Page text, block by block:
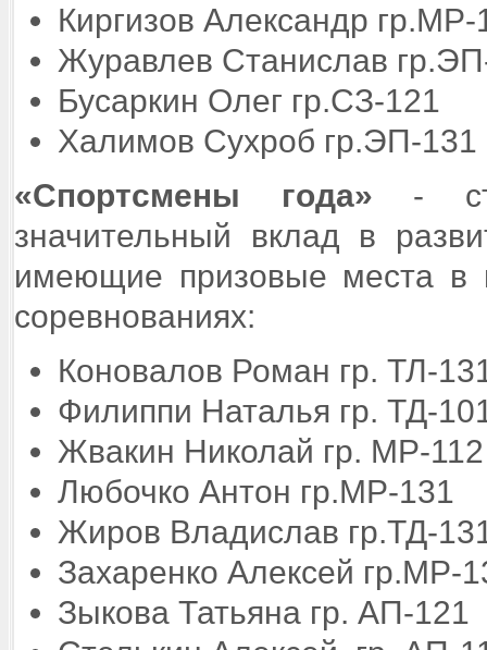
Киргизов Александр гр.МР-
Журавлев Станислав
Бусаркин Олег гр.СЗ-121
Халимов Сухроб гр.ЭП-131
«Спортсмены года» -
значительный вклад в
имеющие призовые места в
соревнованиях:
Коновалов Роман
Филиппи Наталья гр. ТД-
Жвакин Николай гр. МР-112
Любочко Антон гр.МР-131
Жиров Владислав гр.ТД-
Захаренко Алексей гр.МР-
Зыкова Татьяна гр. АП-121